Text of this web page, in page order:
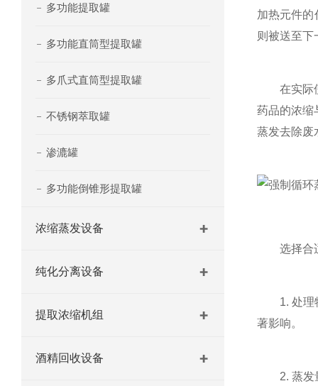
多功能提取罐
多功能直筒型提取罐
多爪式直筒型提取罐
不锈钢萃取罐
渗漉罐
多功能倒锥形提取罐
浓缩蒸发设备
纯化分离设备
提取浓缩机组
酒精回收设备
加热元件的
则被送至下
在实际使
药品的浓缩
蒸发去除废
选择合适
1. 处理物
著影响。
2. 蒸发量